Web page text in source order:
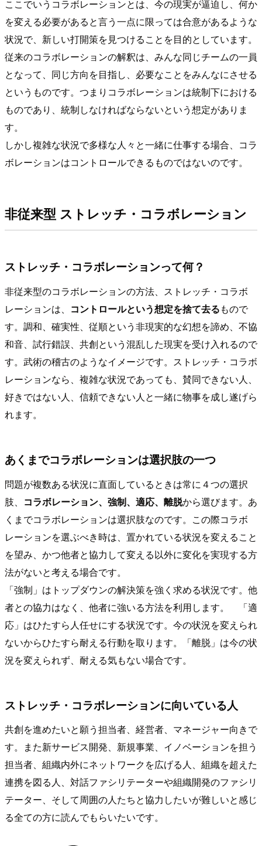
ここでいうコラボレーションとは、今の現実が逼迫し、何か
を変える必要があると言う一点に限っては合意があるような
状況で、新しい打開策を見つけることを目的としています。
従来のコラボレーションの解釈は、みんな同じチームの一員
となって、同じ方向を目指し、必要なことをみんなにさせる
というものです。つまりコラボレーションは統制下における
ものであり、統制しなければならないという想定がありま
す。
しかし複雑な状況で多様な人々と一緒に仕事する場合、コラ
ボレーションはコントロールできるものではないのです。
非従来型 ストレッチ・コラボレーション
ストレッチ・コラボレーションって何？
非従来型のコラボレーションの方法、ストレッチ・コラボ
レーションは、 コントロールという想定を捨て去るもので
す。調和、確実性、従順という非現実的な幻想を諦め、不協
和音、試行錯誤、共創という混乱した現実を受け入れるので
す。武術の稽古のようなイメージです。ストレッチ・コラボ
レーションなら、複雑な状況であっても、賛同できない人、
好きではない人、信頼できない人と一緒に物事を成し遂げら
れます。
あくまでコラボレーションは選択肢の一つ
問題が複数ある状況に直面しているときは常に４つの選択
肢、 コラボレーション、強制、適応、離脱から選びます。あ
くまでコラボレーションは選択肢なのです。この際コラボ
レーションを選ぶべき時は、置かれている状況を変えること
を望み、かつ他者と協力して変える以外に変化を実現する方
法がないと考える場合です。
「強制」はトップダウンの解決策を強く求める状況です。他
者との協力はなく、他者に強いる方法を利用します。 「適
応」はひたすら人任せにする状況です。今の状況を変えられ
ないからひたすら耐える行動を取ります。「離脱」は今の状
況を変えられず、耐える気もない場合です。
ストレッチ・コラボレーションに向いている人
共創を進めたいと願う担当者、経営者、マネージャー向きで
す。また新サービス開発、新規事業、イノベーションを担う
担当者、組織内外にネットワークを広げる人、組織を超えた
連携を図る人、対話ファシリテーターや組織開発のファシリ
テーター、そして周囲の人たちと協力したいが難しいと感じ
る全ての方に読んでもらいたいです。